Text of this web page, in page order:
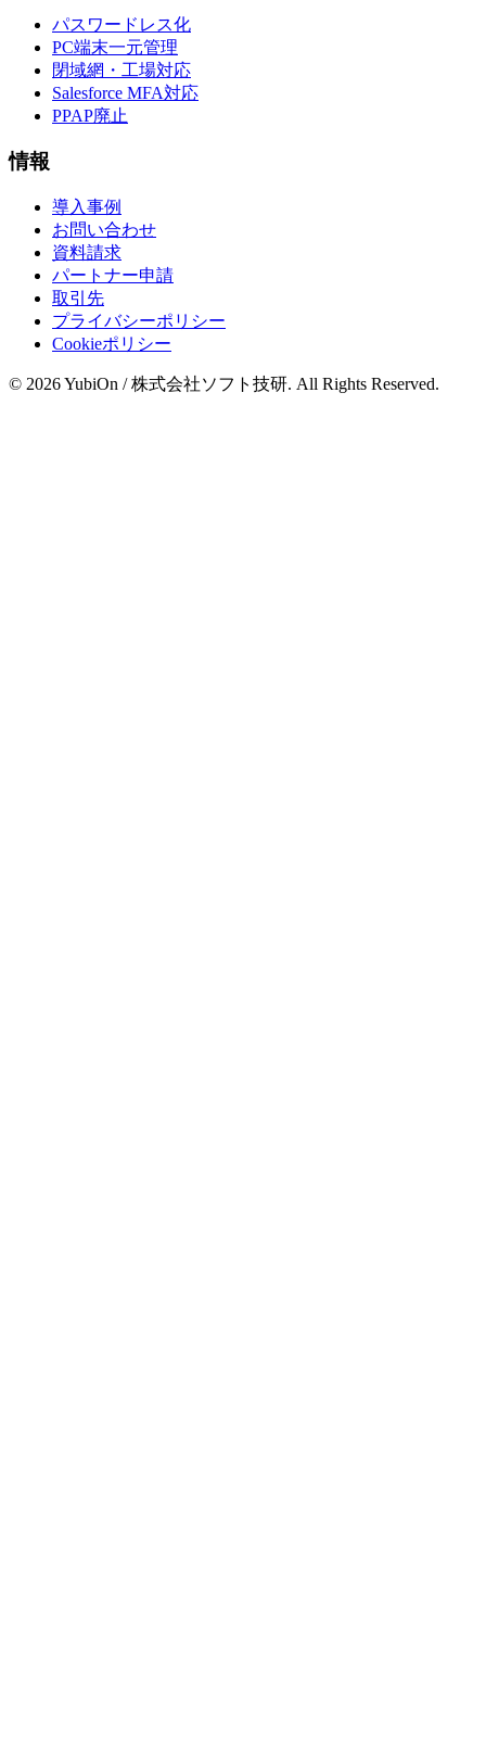
パスワードレス化
PC端末一元管理
閉域網・工場対応
Salesforce MFA対応
PPAP廃止
情報
導入事例
お問い合わせ
資料請求
パートナー申請
取引先
プライバシーポリシー
Cookieポリシー
© 2026 YubiOn / 株式会社ソフト技研. All Rights Reserved.